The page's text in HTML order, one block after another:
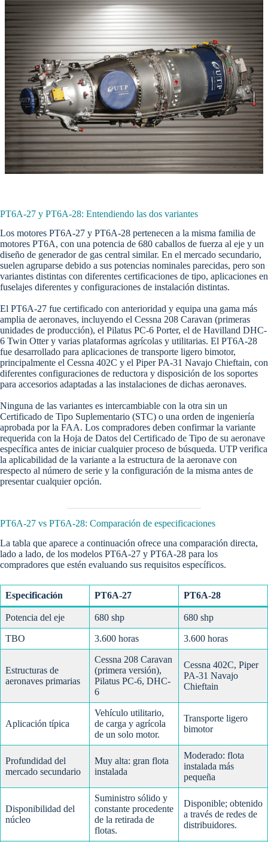
PT6A-27 y PT6A-28: Entendiendo las dos variantes
Los motores PT6A-27 y PT6A-28 pertenecen a la misma familia de
motores PT6A, con una potencia de 680 caballos de fuerza al eje y un
diseño de generador de gas central similar. En el mercado secundario,
suelen agruparse debido a sus potencias nominales parecidas, pero son
variantes distintas con diferentes certificaciones de tipo, aplicaciones en
fuselajes diferentes y configuraciones de instalación distintas.
El PT6A-27 fue certificado con anterioridad y equipa una gama más
amplia de aeronaves, incluyendo el Cessna 208 Caravan (primeras
unidades de producción), el Pilatus PC-6 Porter, el de Havilland DHC-
6 Twin Otter y varias plataformas agrícolas y utilitarias. El PT6A-28
fue desarrollado para aplicaciones de transporte ligero bimotor,
principalmente el Cessna 402C y el Piper PA-31 Navajo Chieftain, con
diferentes configuraciones de reductora y disposición de los soportes
para accesorios adaptadas a las instalaciones de dichas aeronaves.
Ninguna de las variantes es intercambiable con la otra sin un
Certificado de Tipo Suplementario (STC) o una orden de ingeniería
aprobada por la FAA. Los compradores deben confirmar la variante
requerida con la Hoja de Datos del Certificado de Tipo de su aeronave
específica antes de iniciar cualquier proceso de búsqueda. UTP verifica
la aplicabilidad de la variante a la estructura de la aeronave con
respecto al número de serie y la configuración de la misma antes de
presentar cualquier opción.
PT6A-27 vs PT6A-28: Comparación de especificaciones
La tabla que aparece a continuación ofrece una comparación directa,
lado a lado, de los modelos PT6A-27 y PT6A-28 para los
compradores que estén evaluando sus requisitos específicos.
Especificación PT6A-27 PT6A-28
Potencia del eje 680 shp 680 shp
TBO 3.600 horas 3.600 horas
Estructuras de
aeronaves primarias
Cessna 208 Caravan
(primera versión),
Pilatus PC-6, DHC-
6
Cessna 402C, Piper
PA-31 Navajo
Chieftain
Aplicación típica
Vehículo utilitario,
de carga y agrícola
de un solo motor.
Transporte ligero
bimotor
Profundidad del
mercado secundario
Muy alta: gran flota
instalada
Moderado: flota
instalada más
pequeña
Disponibilidad del
núcleo
Suministro sólido y
constante procedente
de la retirada de
flotas.
Disponible; obtenido
a través de redes de
distribuidores.